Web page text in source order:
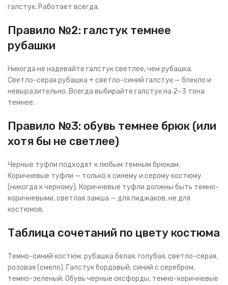
галстук. Работает всегда.
Правило №2: галстук темнее
рубашки
Никогда не надевайте галстук светлее, чем рубашка.
Светло-серая рубашка + светло-синий галстук — блекло и
невыразительно. Всегда выбирайте галстук на 2–3 тона
темнее.
Правило №3: обувь темнее брюк (или
хотя бы не светлее)
Черные туфли подходят к любым темным брюкам.
Коричневые туфли — только к синему и серому костюму
(никогда к черному). Коричневые туфли должны быть темно-
коричневыми, светлая замша — для пиджаков, не для
костюмов.
Таблица сочетаний по цвету костюма
Темно-синий костюм: рубашка белая, голубая, светло-серая,
розовая (смело). Галстук бордовый, синий с серебром,
темно-зеленый. Обувь черные оксфорды, темно-коричневые